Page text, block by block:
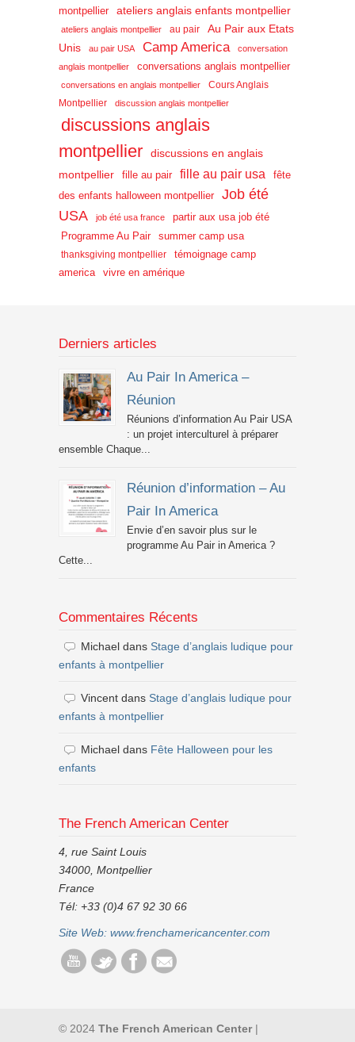
montpellier
ateliers anglais enfants montpellier
ateliers anglais montpellier au pair
Au Pair aux Etats
Unis
au pair USA Camp America
conversation
anglais montpellier
conversations anglais montpellier
conversations en anglais montpellier
Cours Anglais
Montpellier
discussion anglais montpellier
discussions anglais
montpellier
discussions en anglais
montpellier
fille au pair fille au pair usa
fête
des enfants halloween montpellier
Job été
USA
job été usa france
partir aux usa job été
Programme Au Pair
summer camp usa
thanksgiving montpellier
témoignage camp
america
vivre en amérique
Derniers articles
Au Pair In America –
Réunion
Réunions d’information Au Pair USA
: un projet interculturel à préparer
ensemble Chaque...
Réunion d’information – Au
Pair In America
Envie d’en savoir plus sur le
programme Au Pair in America ?
Cette...
Commentaires Récents
Michael dans Stage d’anglais ludique pour
enfants à montpellier
Vincent dans Stage d’anglais ludique pour
enfants à montpellier
Michael dans Fête Halloween pour les
enfants
The French American Center
4, rue Saint Louis
34000, Montpellier
France
Tél: +33 (0)4 67 92 30 66
Site Web: www.frenchamericancenter.com
© 2024 The French American Center|